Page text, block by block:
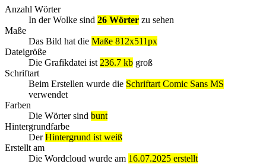
Anzahl Wörter
In der Wolke sind 26 Wörter zu sehen
Maße
Das Bild hat die Maße 812x511px
Dateigröße
Die Grafikdatei ist 236.7 kb groß
Schriftart
Beim Erstellen wurde die Schriftart Comic Sans MS
verwendet
Farben
Die Wörter sind bunt
Hintergrundfarbe
DerHintergrund ist weiß
Erstellt am
Die Wordcloud wurde am 16.07.2025 erstellt